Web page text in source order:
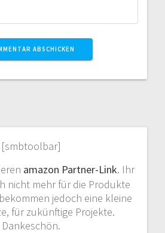
[smbtoolbar]
amazon Partner-Link. Ihr
nicht mehr für die Produkte
jedoch eine kleine
für zukünftige Projekte.
Dankeschön.